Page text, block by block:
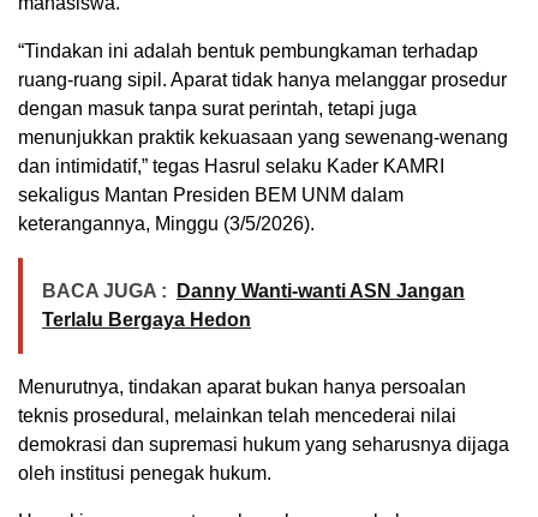
“Tindakan ini adalah bentuk pembungkaman terhadap
ruang-ruang sipil. Aparat tidak hanya melanggar prosedur
dengan masuk tanpa surat perintah, tetapi juga
menunjukkan praktik kekuasaan yang sewenang-wenang
dan intimidatif,” tegas Hasrul selaku Kader KAMRI
sekaligus Mantan Presiden BEM UNM dalam
keterangannya, Minggu (3/5/2026).
BACA JUGA :
Danny Wanti-wanti ASN Jangan
Terlalu Bergaya Hedon
Menurutnya, tindakan aparat bukan hanya persoalan
teknis prosedural, melainkan telah mencederai nilai
demokrasi dan supremasi hukum yang seharusnya dijaga
oleh institusi penegak hukum.